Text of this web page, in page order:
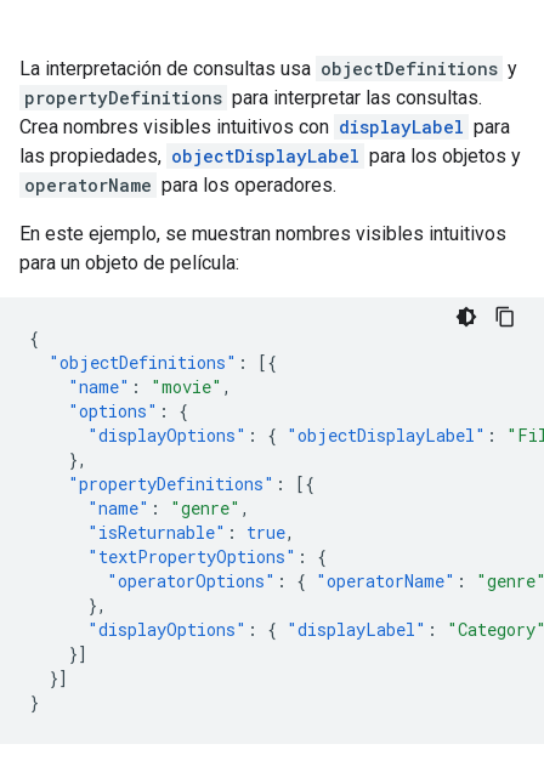
La interpretación de consultas usa objectDefinitions y
propertyDefinitions para interpretar las consultas.
Crea nombres visibles intuitivos con displayLabel para
las propiedades, objectDisplayLabel para los objetos y
operatorName para los operadores.
En este ejemplo, se muestran nombres visibles intuitivos
para un objeto de película:
{
"objectDefinitions" :
[{
"name" : "movie" ,
"options" :
{
"displayOptions" : { "objectDisplayLabel" :
},
"propertyDefinitions" :
[{
"name" : "genre" ,
"isReturnable" : true,
"textPropertyOptions" :
{
"operatorOptions" : { "operatorName" :
},
"displayOptions" : { "displayLabel" :
}]
}]
}